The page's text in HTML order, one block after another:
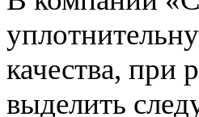
качества, при
выделить